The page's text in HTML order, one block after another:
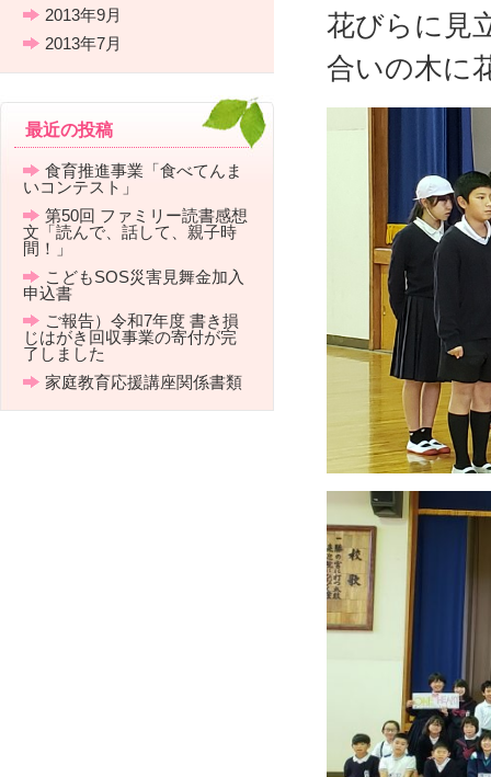
花びらに見
合いの木に
2013年9月
2013年7月
最近の投稿
食育推進事業「食べてんま
いコンテスト」
第50回 ファミリー読書感想
文「読んで、話して、親子時
間！」
こどもSOS災害見舞金加入
申込書
ご報告）令和7年度 書き損
じはがき回収事業の寄付が完
了しました
家庭教育応援講座関係書類